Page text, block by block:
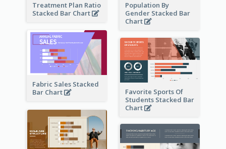
Treatment Plan Ratio
Stacked Bar Chart
Population By
Gender Stacked Bar
Chart
Fabric Sales Stacked
Bar Chart
Favorite Sports Of
Students Stacked Bar
Chart